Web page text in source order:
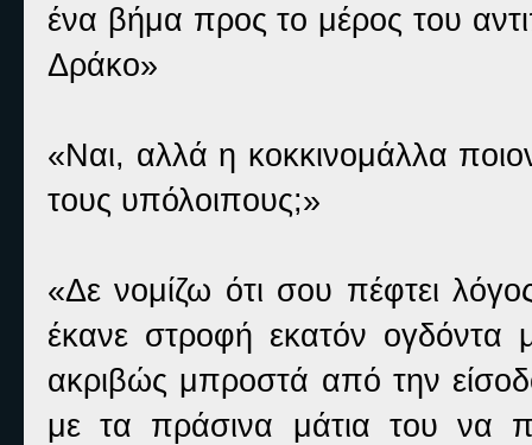
ένα βήμα προς το μέρος του
Δράκο»
«Ναι, αλλά η κοκκινομάλλα
τους υπόλοιπους;»
«Δε νομίζω ότι σου πέφτει
έκανε στροφή εκατόν ογδόντα
ακριβώς μπροστά από την
με τα πράσινα μάτια του να